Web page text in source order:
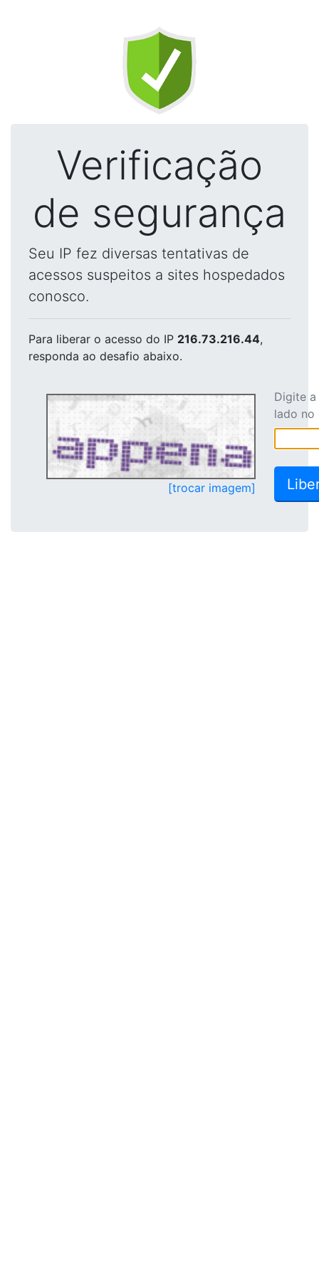
Verificação
de segurança
Seu IP fez diversas tentativas de
acessos suspeitos a sites hospedados
conosco.
Para liberar o acesso do IP 216.73.216.44,
responda ao desafio abaixo.
[trocar imagem]
Digite
lado no